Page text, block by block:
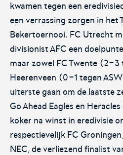
Eurojackpot Vrouwen
Eredivisie
Het officiële kanaal van de
Eurojackpot Vrouwen
nieuws, programma,
standen en alle
samenvattingen.
kwamen tegen een
een verrassing zorgen in het
Bekertoernooi. FC Utrecht
divisionist AFC een
maar zowel FC Twente (2-3
Heerenveen (0-1 tegen
uiterste gaan om de laatste
Go Ahead Eagles en
koker na winst in eredivisie
respectievelijk FC
NEC, de verliezend finalist